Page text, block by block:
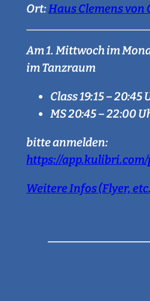
Ort:Haus Clemens von
Am 1. Mittwoch im
im Tanzraum
Class 19:15 – 20:45
MS 20:45 – 22:00
bitte anmelden:
https://app.kulibri.com/
Weitere Infos (Flyer,